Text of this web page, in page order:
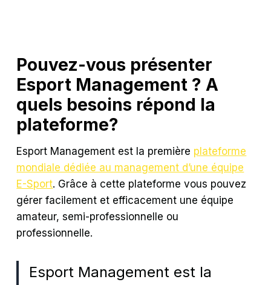
Pouvez-vous présenter
Esport Management ? A
quels besoins répond la
plateforme?
Esport Management est la première plateforme
mondiale dédiée au management d’une équipe
E-Sport. Grâce à cette plateforme vous pouvez
gérer facilement et efficacement une équipe
amateur, semi-professionnelle ou
professionnelle.
Esport Management est la